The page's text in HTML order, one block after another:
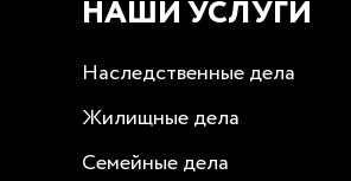
НАШИ УСЛУГИ
Наследственные дела
Жилищные дела
Семейные дела